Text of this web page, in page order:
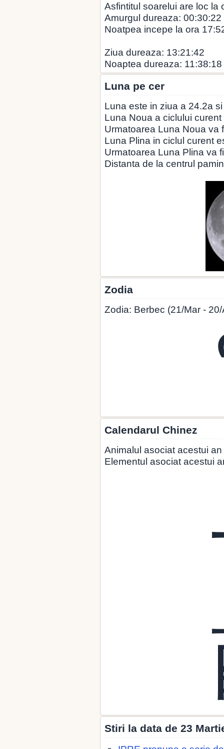
Asfintitul soarelui are loc la
Amurgul dureaza: 00:30:22
Noatpea incepe la ora
Ziua dureaza: 13:21:42
Noaptea dureaza: 11:38:18
Luna pe cer
Luna este in ziua a 24.2a
Luna Noua a ciclului
Urmatoarea Luna Noua va
Luna Plina in ciclul curent
Urmatoarea Luna Plina va
Distanta de la centrul
Zodia
Zodia: Berbec (21/Mar -
Calendarul Chinez
Animalul asociat acestui
Elementul asociat acestui
Stiri la data de 23